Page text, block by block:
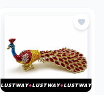
LUSTWAY LUSTWAY LUSTWAY